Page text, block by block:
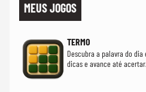
MEUS JOGOS
TERMO
Descubra a palavra do
dicas e avance até acertar.